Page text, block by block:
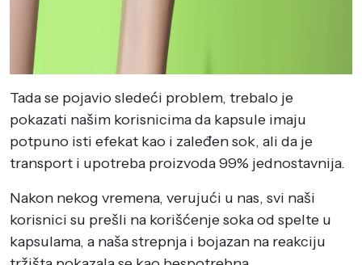
Tada se pojavio sledeći problem, trebalo je
pokazati našim korisnicima da kapsule imaju
potpuno isti efekat kao i zaleđen sok, ali da je
transport i upotreba proizvoda 99% jednostavnija.
Nakon nekog vremena, verujući u nas, svi naši
korisnici su prešli na korišćenje soka od spelte u
kapsulama, a naša strepnja i bojazan na reakciju